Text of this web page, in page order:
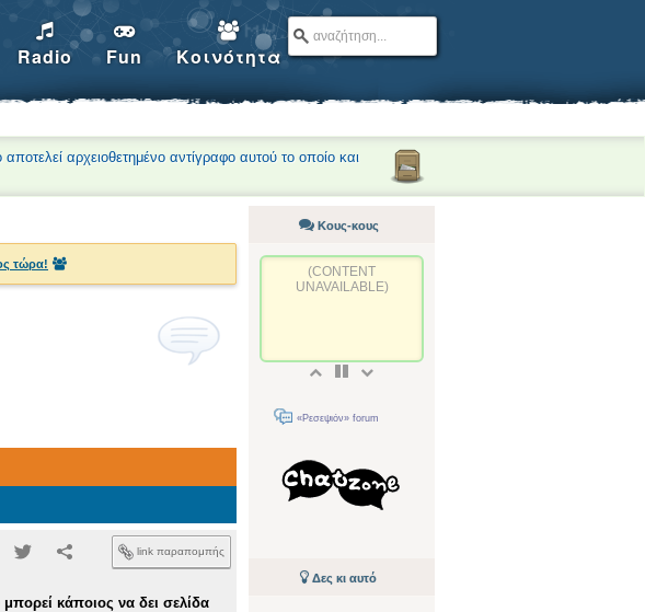
Radio Fun Κοινότητα
αρχειοθετημένο αντίγραφο αυτού το οποίο και
τώρα!
link παραπομπής
μπορεί κάποιος να δει σελίδα
Κους-κους
(CONTENT
UNAVAILABLE)
«Ρεσεψιόν» forum
Δες κι αυτό